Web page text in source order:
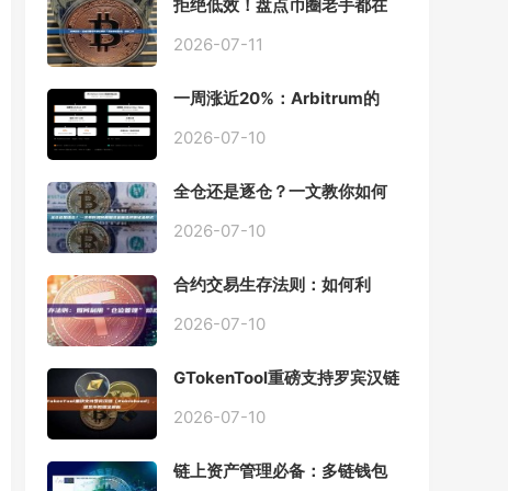
拒绝低效！盘点币圈老手都在
具
2026-07-11
一周涨近20%：Arbitrum的
Chain一夜盘活
2026-07-10
全仓还是逐仓？一文教你如何
2026-07-10
合约交易生存法则：如何利
2026-07-10
GTokenTool重磅支持罗宾汉链
程全解析
2026-07-10
链上资产管理必备：多链钱包